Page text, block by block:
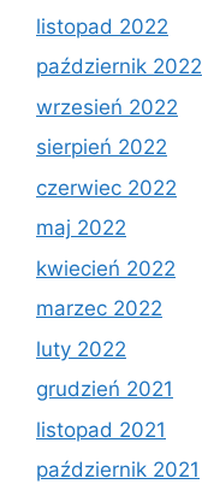
listopad 2022
październik 2022
wrzesień 2022
sierpień 2022
czerwiec 2022
maj 2022
kwiecień 2022
marzec 2022
luty 2022
grudzień 2021
listopad 2021
październik 2021